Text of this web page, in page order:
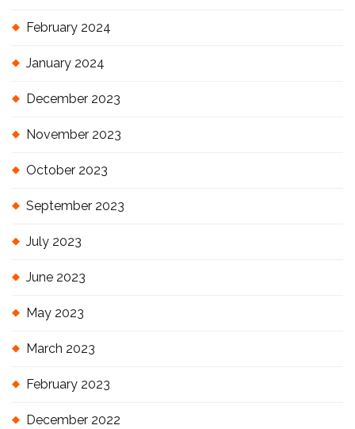
February 2024
January 2024
December 2023
November 2023
October 2023
September 2023
July 2023
June 2023
May 2023
March 2023
February 2023
December 2022